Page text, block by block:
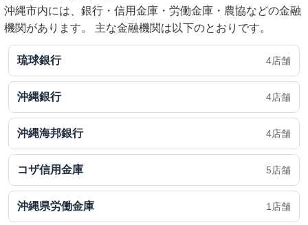
沖縄市内には、銀行・信用金庫・労働金庫・農協などの金融
機関があります。 主な金融機関は以下のとおりです。
琉球銀行 4店舗
沖縄銀行 4店舗
沖縄海邦銀行 4店舗
コザ信用金庫 5店舗
沖縄県労働金庫 1店舗